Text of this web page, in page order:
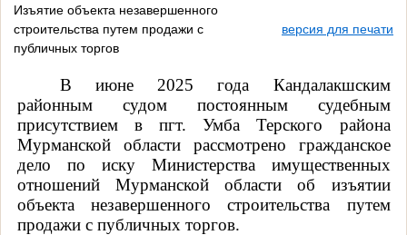
Изъятие объекта незавершенного
строительства путем продажи с
публичных торгов
версия для печати
В июне 2025 года Кандалакшским
районным судом постоянным судебным
присутствием в пгт. Умба Терского района
Мурманской области рассмотрено гражданское
дело по иску Министерства имущественных
отношений Мурманской области об изъятии
объекта незавершенного строительства путем
продажи с публичных торгов.